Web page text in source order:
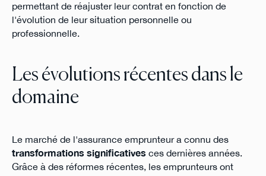
permettant de réajuster leur contrat en fonction de
l'évolution de leur situation personnelle ou
professionnelle.
Les évolutions récentes dans le
domaine
Le marché de l'assurance emprunteur a connu des
transformations significatives ces dernières années.
Grâce à des réformes récentes, les emprunteurs ont